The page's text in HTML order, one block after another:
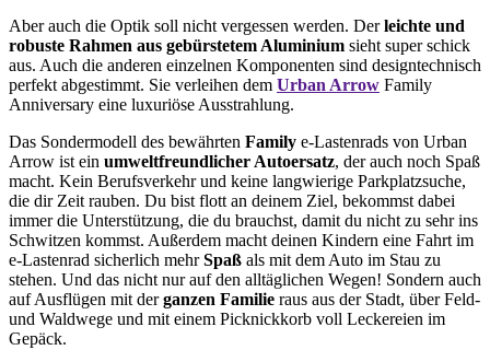
Aber auch die Optik soll nicht vergessen werden. Derleichte und
robuste Rahmen aus gebürstetem Aluminium sieht super schick
aus. Auch die anderen einzelnen Komponenten sind designtechnisch
perfekt abgestimmt. Sie verleihen dem Urban Arrow Family
Anniversary eine luxuriöse Ausstrahlung.
Das Sondermodell des bewährten Family e-Lastenrads von Urban
Arrow ist ein umweltfreundlicher Autoersatz, der auch noch Spaß
macht. Kein Berufsverkehr und keine langwierige Parkplatzsuche,
die dir Zeit rauben. Du bist flott an deinem Ziel, bekommst dabei
immer die Unterstützung, die du brauchst, damit du nicht zu sehr ins
Schwitzen kommst. Außerdem macht deinen Kindern eine Fahrt im
e-Lastenrad sicherlich mehrSpaß als mit dem Auto im Stau zu
stehen. Und das nicht nur auf den alltäglichen Wegen! Sondern auch
auf Ausflügen mit derganzen Familie raus aus der Stadt, über Feld-
und Waldwege und mit einem Picknickkorb voll Leckereien im
Gepäck.